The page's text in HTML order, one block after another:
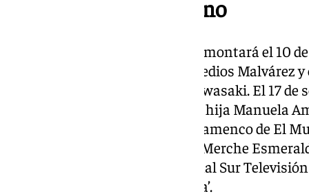
Continúa tras el verano
Tras el periodo vacacional, se remontará el 10
Pepe Lamarca, la cineasta Remedios Malvárez
Universidad Loyola, Fernando Iwasaki. El 17
bailaora Manuela Carrasco y su hija Manuela
lado del periodista y crítico de flamenco de El
24 de septiembre, las bailaoras Merche
presentador y periodista de Canal Sur
‘Lenguajes de la danza flamenca’.